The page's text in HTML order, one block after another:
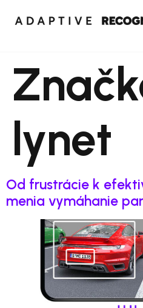
lynet
Od frustrácie k
menia vymáhanie